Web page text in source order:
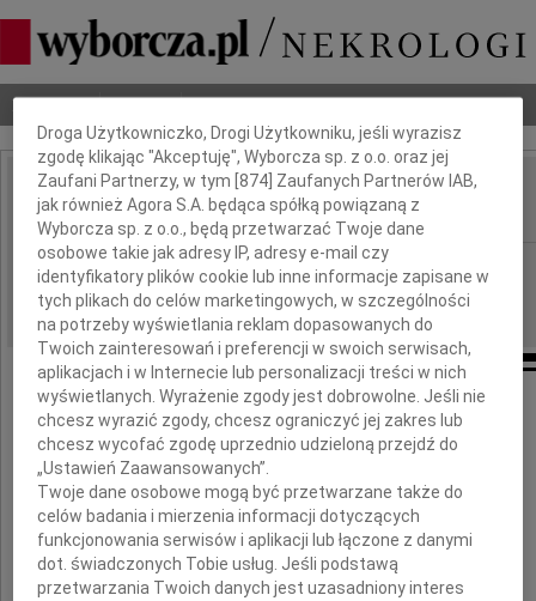
Nekrologi Odeszli Poradnik pogrzebowy
IMIĘ I NAZWISKO: Ewa Śledziewska
REGION: Kraków
DATA EMISJI: 02.09.2011
Więc kiedy przyjdzie dzień przeklęty,
że śmierć utopi w czarnym winie
wszystkie muzyczne instrumenty,
kwiaty i wiersze, i brzoskwinie,
to przykro, lecz cóż płacz pomoże,
Obywatelu Redaktorze
Konstanty Ildefons Gałczyński
Dbamy o Twoją prywatność
Droga Użytkowniczko, Drogi Użytkowniku, jeśli wyrazisz
zgodę klikając "Akceptuję", Wyborcza sp. z o.o. oraz jej
Zaufani Partnerzy, w tym [874 ] Zaufanych Partnerów IAB,
jak również Agora S.A. będąca spółką powiązaną z
Wyborcza sp. z o.o., będą przetwarzać Twoje dane
osobowe takie jak adresy IP, adresy e-mail czy
identyfikatory plików cookie lub inne informacje zapisane w
tych plikach do celów marketingowych, w szczególności
na potrzeby wyświetlania reklam dopasowanych do
Twoich zainteresowań i preferencji w swoich serwisach,
aplikacjach i w Internecie lub personalizacji treści w nich
wyświetlanych. Wyrażenie zgody jest dobrowolne. Jeśli nie
chcesz wyrazić zgody, chcesz ograniczyć jej zakres lub
chcesz wycofać zgodę uprzednio udzieloną przejdź do
„Ustawień Zaawansowanych”.
Twoje dane osobowe mogą być przetwarzane także do
celów badania i mierzenia informacji dotyczących
funkcjonowania serwisów i aplikacji lub łączone z danymi
dot. świadczonych Tobie usług. Jeśli podstawą
przetwarzania Twoich danych jest uzasadniony interes